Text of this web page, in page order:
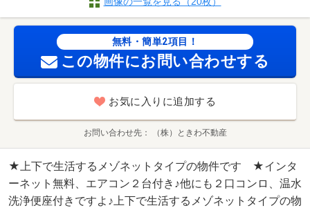
無料・簡単2項目！
この物件にお問い合わせする
お気に入りに追加する
お問い合わせ先 （株）ときわ不動産
★上下で生活するメゾネットタイプの物件です ★インタ
ーネット無料、エアコン２台付き♪他にも２口コンロ、温水
洗浄便座付きですよ♪上下で生活するメゾネットタイプの物